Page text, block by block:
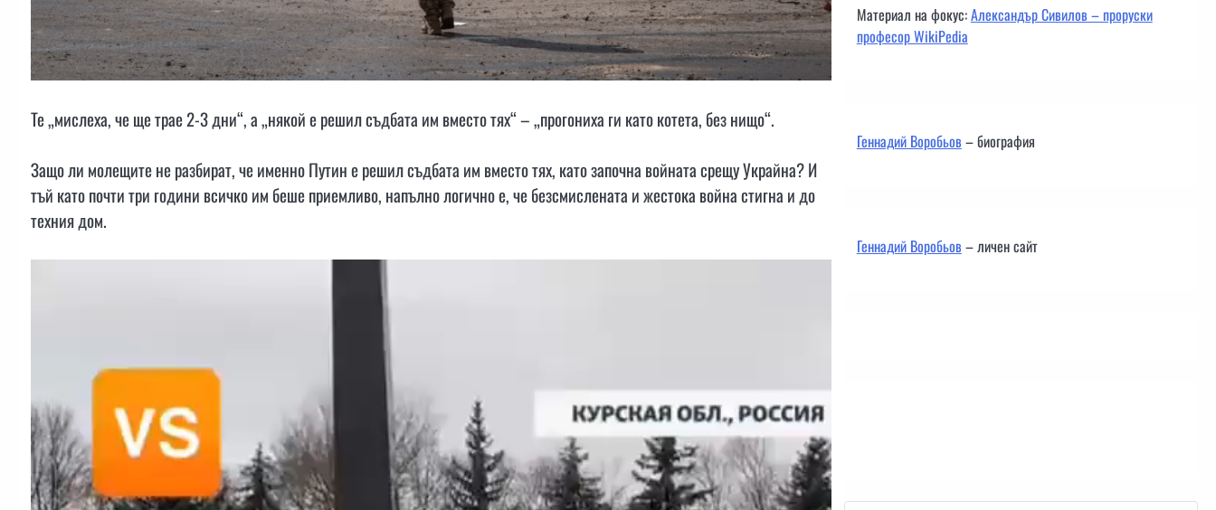
Те „мислеха, че ще трае 2-3 дни“, а „някой е решил съдбата им вместо тях“ – „прогониха ги като котета, без нищо“.
Защо ли молещите не разбират, че именно Путин е решил съдбата им вместо тях, като започна войната срещу Украйна? И
тъй като почти три години всичко им беше приемливо, напълно логично е, че безсмислената и жестока война стигна и до
техния дом.
Материал на фокус:Александър Сивилов – проруски
професор WikiPedia
Геннадий Воробьов– биография
Геннадий Воробьов– личен сайт